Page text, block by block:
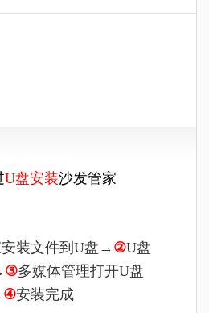
U盘安装沙发管家
装文件到U盘→ ②U盘
③多媒体管理打开U盘
④安装完成